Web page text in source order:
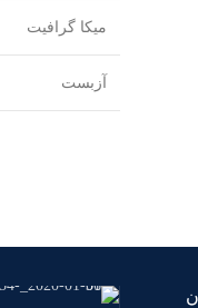
میکا گرافیت
آزبست